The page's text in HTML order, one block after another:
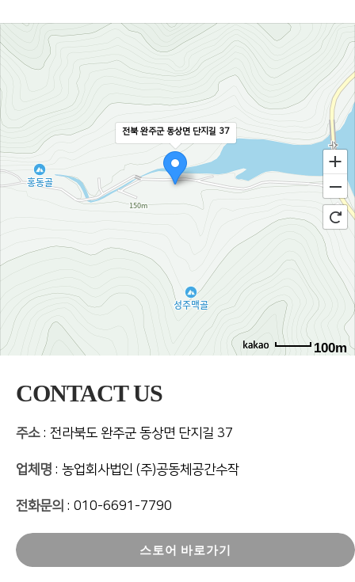
전북 완주군 동상면 단지길 37
100m
CONTACT US
주소: 전라북도 완주군 동상면 단지길 37
업체명 : 농업회사법인 (주)공동체공간수작
전화문의 : 010-6691-7790
스토어 바로가기